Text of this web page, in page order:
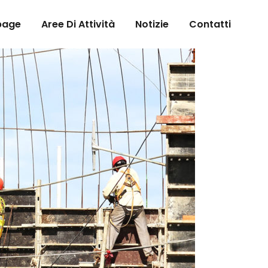
Aree Di Attività Notizie Contatti